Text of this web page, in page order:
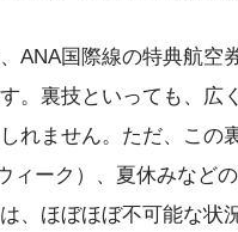
ANA国際線の特典航空
。裏技といっても、広
れません。ただ、この
ィーク）、夏休みなど
、ほぼほぼ不可能な状